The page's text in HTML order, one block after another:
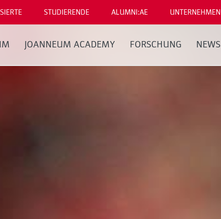
STUDIERENDE ALUMNI:AE UNTERNEHMEN
JOANNEUM ACADEMY FORSCHUNG NEWS